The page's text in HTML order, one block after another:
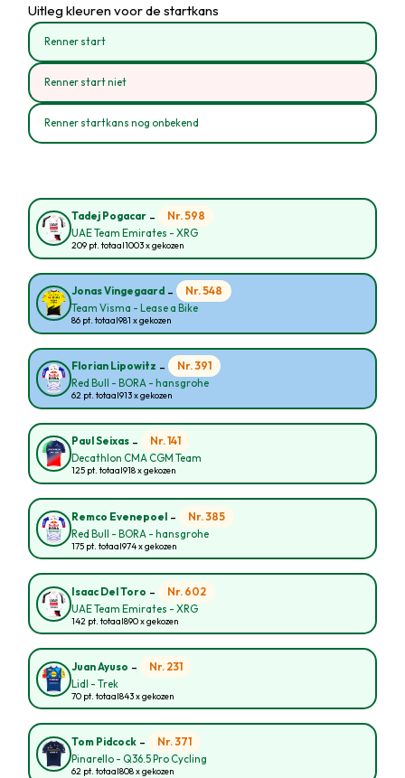
Uitleg kleuren voor de startkans
Renner start
Renner start niet
Renner startkans nog onbekend
Tadej Pogacar - Nr. 598
UAE Team Emirates - XRG
209 pt. totaal1003 x gekozen
Jonas Vingegaard - Nr. 548
Team Visma - Lease a Bike
86 pt. totaal981 x gekozen
Florian Lipowitz - Nr. 391
Red Bull - BORA - hansgrohe
62 pt. totaal913 x gekozen
Paul Seixas - Nr. 141
Decathlon CMA CGM Team
125 pt. totaal918 x gekozen
Remco Evenepoel - Nr. 385
Red Bull - BORA - hansgrohe
175 pt. totaal974 x gekozen
Isaac Del Toro - Nr. 602
UAE Team Emirates - XRG
142 pt. totaal890 x gekozen
Juan Ayuso - Nr. 231
Lidl - Trek
70 pt. totaal843 x gekozen
Tom Pidcock - Nr. 371
Pinarello - Q36.5 Pro Cycling
62 pt. totaal808 x gekozen